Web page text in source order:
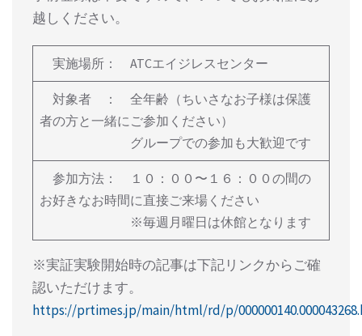
越しください。
実施場所： ATCエイジレスセンター
対象者 ： 全年齢（ちいさなお子様は保護
者の方と一緒にご参加ください）
グループでの参加も大歓迎です
参加方法： １０：００〜１６：００の間の
お好きなお時間に直接ご来場ください
※毎週月曜日は休館となります
※実証実験開始時の記事は下記リンクからご確
認いただけます。
https://prtimes.jp/main/html/rd/p/